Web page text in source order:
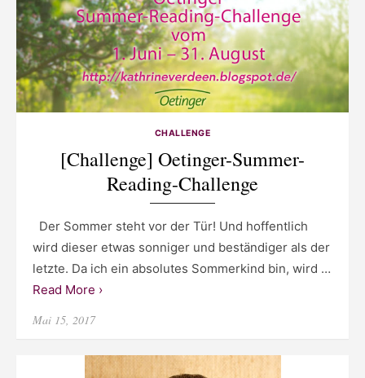
CHALLENGE
[Challenge] Oetinger-Summer-
Reading-Challenge
Der Sommer steht vor der Tür! Und hoffentlich
wird dieser etwas sonniger und beständiger als der
letzte. Da ich ein absolutes Sommerkind bin, wird …
Read More ›
Posted
Mai 15, 2017